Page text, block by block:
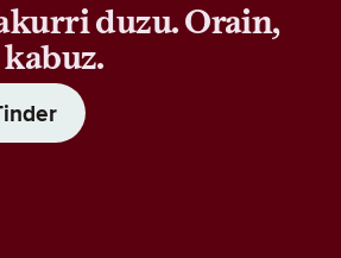
duzu. Orain,